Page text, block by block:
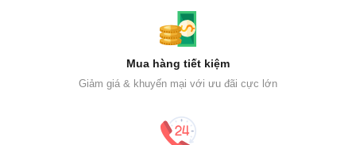
Mua hàng tiết kiệm
Giảm giá & khuyến mại với ưu đãi cực lớn